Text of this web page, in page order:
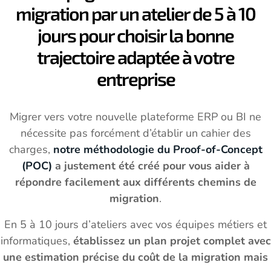
migration par un atelier de 5 à 10
jours pour choisir la bonne
trajectoire adaptée à votre
entreprise
Migrer vers votre nouvelle plateforme ERP ou BI ne
nécessite pas forcément d’établir un cahier des
charges, notre méthodologie du Proof-of-Concept
(POC) a justement été créé pour vous aider à
répondre facilement aux différents chemins de
migration.
En 5 à 10 jours d’ateliers avec vos équipes métiers et
informatiques, établissez un plan projet complet avec
une estimation précise du coût de la migration mais